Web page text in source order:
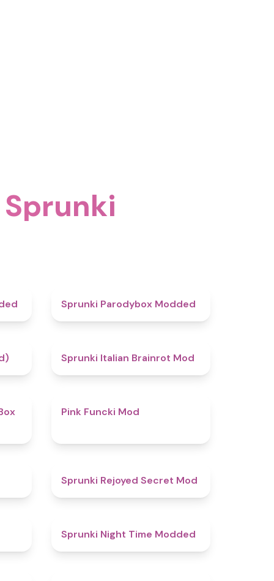
4.5 4.8
Sprunki Parodybox Modded
4.4 4.8
Sprunki Italian Brainrot Mod
Pink Funcki Mod
4.5
Sprunki Rejoyed Secret Mod
4.4
Sprunki Night Time Modded